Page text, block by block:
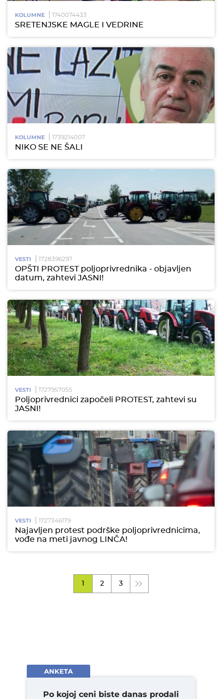
KOLUMNE 1740074433
SRETENJSKE MAGLE I VEDRINE
KOLUMNE 1739214007
NIKO SE NE ŠALI
VESTI 1728396297
OPŠTI PROTEST poljoprivrednika - objavljen
datum, zahtevi JASNI!
VESTI 1727957055
Poljoprivrednici započeli PROTEST, zahtevi su
JASNI!
VESTI 1727346179
Najavljen protest podrške poljoprivrednicima,
vođe na meti javnog LINČA!
1 2 3
ANKETA
Po kojoj ceni biste danas prodali